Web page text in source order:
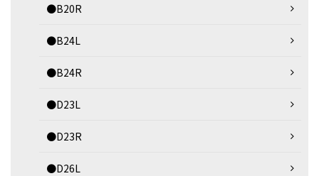
●B20R
●B24L
●B24R
●D23L
●D23R
●D26L